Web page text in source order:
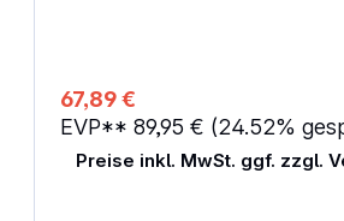
67,89 €
EVP** 89,95 € (24.52%
Preise inkl. MwSt. ggf. zzgl.